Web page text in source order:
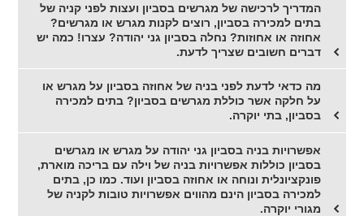
המדריך לרכישה של מגרשים בסביון ועצות לפני קניה של
בתים למכירה בסביון, רוצים לקנות מגרש או מגרשים?
אחוזה או אחוזות? נחלה בסביון גני יהודה? עצרו! כמה יש
דברים חשובים שצריך לדעת.
מה כדאי לדעת לפני בניה של אחוזה בסביון על מגרש או
על חלקה אשר כוללת מגרשים בסביון? בתים למכירה
בסביון, בתי יוקרה.
אפשרויות בניה בסביון גני יהודה על מגרש או מגרשים
בסביון כוללות אפשרויות בניה של וילה עם בריכה מוארת,
פונקציונלית ונוחה או אחוזה בסביון ועוד. כמו כן, בתים
למכירה בסביון הינם מהווים אפשרויות טובות לקניה של
מגורי יוקרה.